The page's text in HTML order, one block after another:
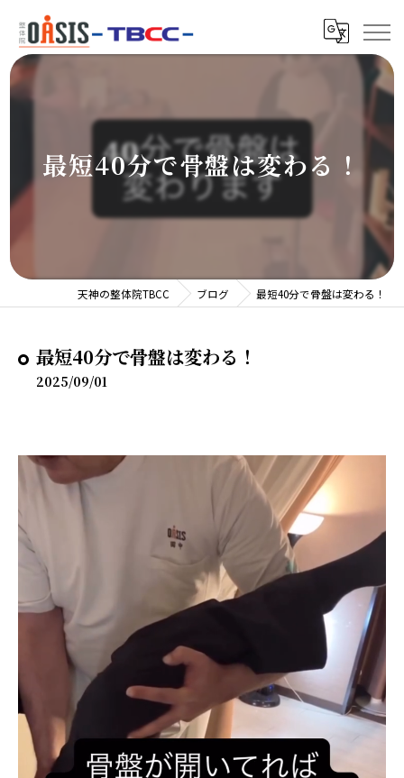
最短40分で骨盤は変わる！
天神の整体院TBCC ブログ 最短40分で骨盤は変わる！
最短40分で骨盤は変わる！
2025/09/01